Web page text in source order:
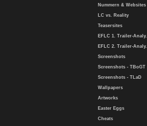
Nummern & Websites
LC vs. Reality
Teasersites
EFLC 1. Trailer-Analy.
EFLC 2. Trailer-Analy.
Screenshots
Screenshots - TBoGT
Screenshots - TLaD
Wallpapers
Artworks
Easter Eggs
Cheats